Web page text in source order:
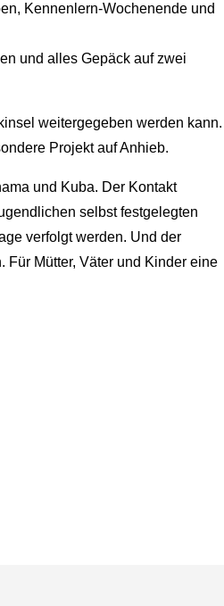
Kennenlern-Wochenende und
und alles Gepäck auf zwei
weitergegeben werden kann.
Projekt auf Anhieb.
und Kuba. Der Kontakt
selbst festgelegten
verfolgt werden. Und der
Für Mütter, Väter und Kinder eine